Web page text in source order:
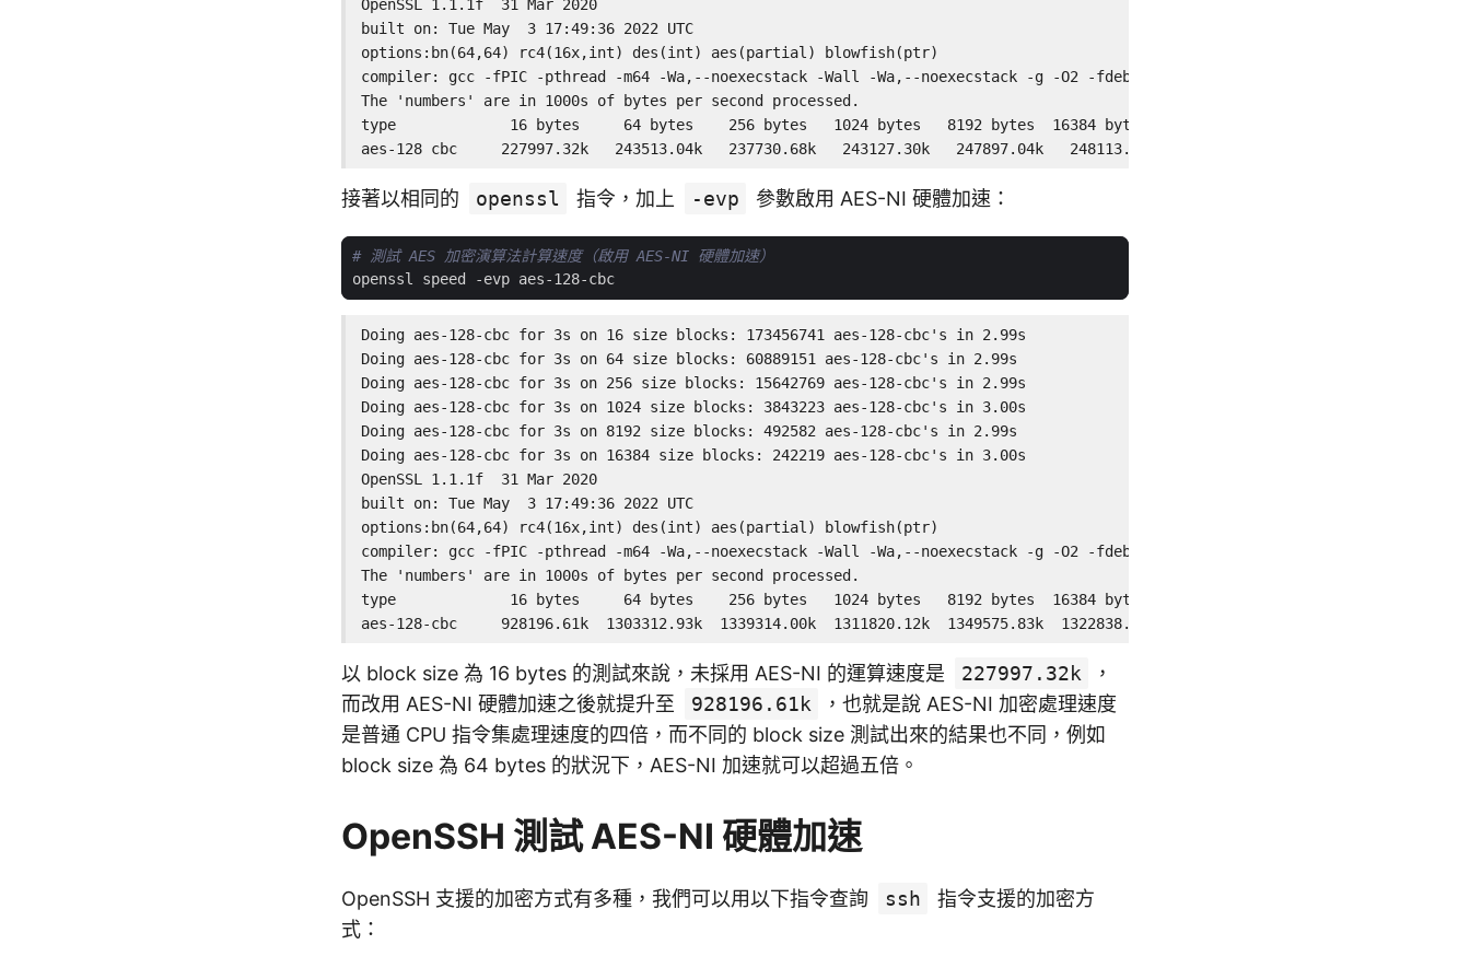
OpenSSL 1.1.1f  31 Mar 2020
built on: Tue May  3 17:49:36 2022 UTC
options:bn(64,64) rc4(16x,int) des(int) aes(partial) blowfish(ptr)
compiler: gcc -fPIC -pthread -m64 -Wa,--noexecstack -Wall -Wa,--noexecstack -g -O2 -fdebug-prefix-map=/build/openssl-7zx7z2/openssl-1.1.1f=. -fstack-
The 'numbers' are in 1000s of bytes per second processed.
type             16 bytes     64 bytes    256 bytes   1024 bytes   8192 bytes  16384 bytes
aes-128 cbc     227997.32k   243513.04k   237730.68k   243127.30k   247897.04k   248113.83k
接著以相同的 openssl 指令，加上 -evp 參數啟用 AES-NI 硬體加速：
# 測試 AES 加密演算法計算速度（啟用 AES-NI 硬體加速）
Doing aes-128-cbc for 3s on 16 size blocks: 173456741 aes-128-cbc's in 2.99s
Doing aes-128-cbc for 3s on 64 size blocks: 60889151 aes-128-cbc's in 2.99s
Doing aes-128-cbc for 3s on 256 size blocks: 15642769 aes-128-cbc's in 2.99s
Doing aes-128-cbc for 3s on 1024 size blocks: 3843223 aes-128-cbc's in 3.00s
Doing aes-128-cbc for 3s on 8192 size blocks: 492582 aes-128-cbc's in 2.99s
Doing aes-128-cbc for 3s on 16384 size blocks: 242219 aes-128-cbc's in 3.00s
OpenSSL 1.1.1f  31 Mar 2020
built on: Tue May  3 17:49:36 2022 UTC
options:bn(64,64) rc4(16x,int) des(int) aes(partial) blowfish(ptr)
compiler: gcc -fPIC -pthread -m64 -Wa,--noexecstack -Wall -Wa,--noexecstack -g -O2 -fdebug-prefix-map=/build/openssl-7zx7z2/openssl-1.1.1f=. -fstack-
The 'numbers' are in 1000s of bytes per second processed.
type             16 bytes     64 bytes    256 bytes   1024 bytes   8192 bytes  16384 bytes
aes-128-cbc     928196.61k  1303312.93k  1339314.00k  1311820.12k  1349575.83k  1322838.70k
以 block size 為 16 bytes 的測試來說，未採用 AES-NI 的運算速度是 227997.32k
，
而改用 AES-NI 硬體加速之後就提升至
928196.61k
，也就是說 AES-NI 加密處理速度
是普通 CPU 指令集處理速度的四倍，而不同的 block size 測試出來的結果也不同，例如
block size 為 64 bytes 的狀況下，AES-NI 加速就可以超過五倍。
OpenSSH 測試 AES-NI 硬體加速
OpenSSH 支援的加密方式有多種，我們可以用以下指令查詢 ssh
指令支援的加密方
式：